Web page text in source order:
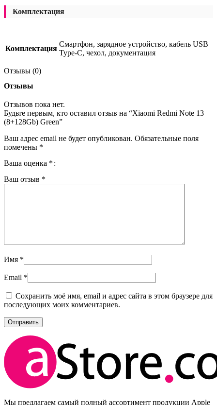
Комплектация
Комплектация
Смартфон, зарядное устройство, кабель USB
Type-C, чехол, документация
Отзывы (0)
Отзывы
Отзывов пока нет.
Будьте первым, кто оставил отзыв на “Xiaomi Redmi Note 13
(8+128Gb) Green”
Ваш адрес email не будет опубликован. Обязательные поля
помечены *
Ваша оценка *
Ваш отзыв *
Имя *
Email *
Сохранить моё имя, email и адрес сайта в этом браузере для
последующих моих комментариев.
Мы предлагаем самый полный ассортимент продукции Apple